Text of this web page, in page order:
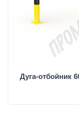
Дуга-отбойник